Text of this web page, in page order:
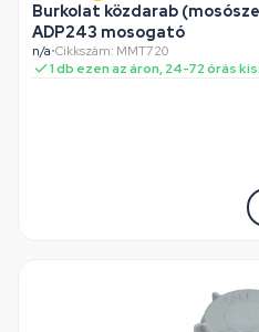
Burkolat közdarab
ADP243 mosogató
n/a•Cikkszám: MMT720
1 db ezen az áron, 24-72 órás